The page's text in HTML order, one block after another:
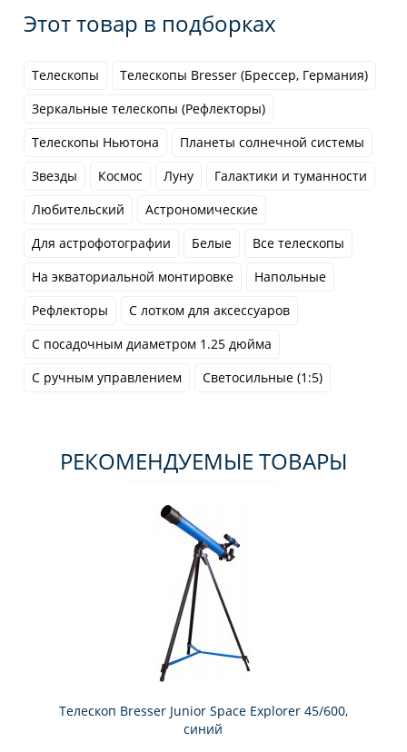
Этот товар в подборках
Телескопы
Телескопы Bresser (Брессер, Германия)
Зеркальные телескопы (Рефлекторы)
Телескопы Ньютона
Планеты солнечной системы
Звезды
Космос Луну
Галактики и туманности
Любительский
Астрономические
Для астрофотографии
Белые
Все телескопы
На экваториальной монтировке
Напольные
Рефлекторы
С лотком для аксессуаров
С посадочным диаметром 1.25 дюйма
С ручным управлением
Светосильные (1:5)
РЕКОМЕНДУЕМЫЕ ТОВАРЫ
Телескоп Bresser Junior Space Explorer 45/600,
синий